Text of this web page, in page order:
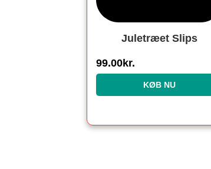
Juletræet Slips
99.00kr.
KØB NU